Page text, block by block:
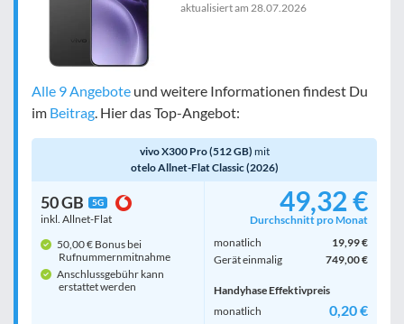
aktualisiert am 28.07.2026
Alle 9 Angebote und weitere Informationen findest Du
im Beitrag . Hier das Top-Angebot:
vivo X300 Pro (512 GB) mit
otelo Allnet-Flat Classic (2026)
50 GB 5G
inkl. Allnet-Flat
50,00 € Bonus bei
Rufnummern­mitnahme
Anschlussgebühr kann
erstattet werden
49,32 €
Durchschnitt pro Monat
monatlich
19,99 €
Gerät einmalig
749,00 €
Handyhase Effektivpreis
monatlich
0,20 €